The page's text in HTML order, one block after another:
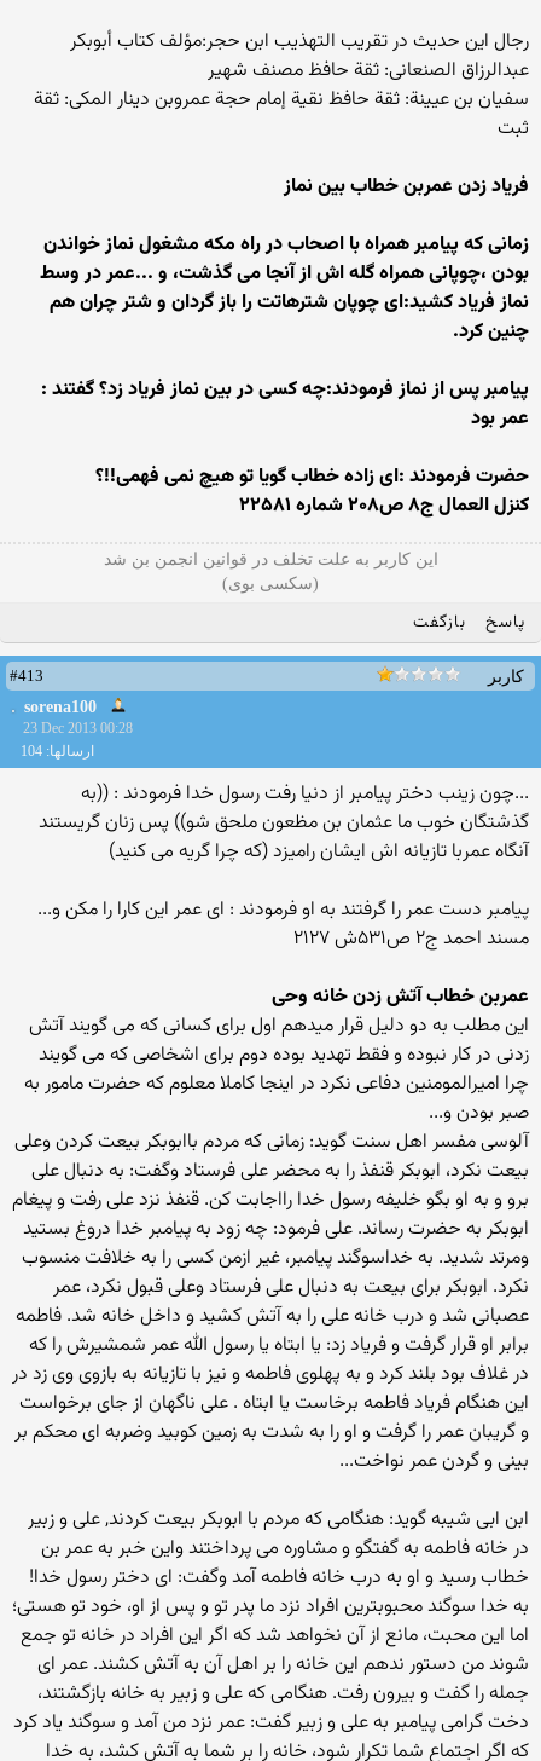
رجال این حدیث در تقریب التهذیب ابن حجر:مؤلف کتاب أبوبکر
عبدالرزاق الصنعانی: ثقة حافظ مصنف شهیر
سفیان بن عیینة: ثقة حافظ نقیة إمام حجة عمروبن دینار المکی: ثقة
ثبت
فریاد زدن عمربن خطاب بین نماز
زمانی که پیامبر همراه با اصحاب در راه مکه مشغول نماز خواندن
بودن ،چوپانی همراه گله اش از آنجا می گذشت، و ...عمر در وسط
نماز فریاد کشید:ای چوپان شترهاتت را باز گردان و شتر چران هم
چنین کرد.
پیامبر پس از نماز فرمودند:چه کسی در بین نماز فریاد زد؟ گفتند :
عمر بود
حضرت فرمودند :ای زاده خطاب گویا تو هیچ نمی فهمی!!؟
کنزل العمال ج۸ ص۲۰۸ شماره ۲۲۵۸۱
این کاربر به علت تخلف در قوانین انجمن بن شد
(سکسی بوی)
پاسخ بازگفت
کاربر
#413
sorena100
23 Dec 2013 00:28
ارسالها: 104
...چون زینب دختر پیامبر از دنیا رفت رسول خدا فرمودند : ((به
گذشتگان خوب ما عثمان بن مظعون ملحق شو)) پس زنان گریستند
آنگاه عمربا تازیانه اش ایشان رامیزد (که چرا گریه می کنید)
پیامبر دست عمر را گرفتند به او فرمودند : ای عمر این کارا را مکن و...
مسند احمد ج۲ ص۵۳۱ش ۲۱۲۷
عمربن خطاب آتش زدن خانه وحی
این مطلب به دو دلیل قرار میدهم اول برای کسانی که می گویند آتش
زدنی در کار نبوده و فقط تهدید بوده دوم برای اشخاصی که می گویند
چرا امیرالمومنین دفاعی نکرد در اینجا کاملا معلوم که حضرت مامور به
صبر بودن و...
آلوسی مفسر اهل سنت گوید: زمانی که مردم باابوبکر بیعت کردن وعلی
بیعت نکرد، ابوبکر قنفذ را به محضر علی فرستاد وگفت: به دنبال علی
برو و به او بگو خلیفه رسول خدا رااجابت کن. قنفذ نزد علی رفت و پیغام
ابوبکر به حضرت رساند. علی فرمود: چه زود به پیامبر خدا دروغ بستید
ومرتد شدید. به خداسوگند پیامبر، غیر ازمن کسی را به خلافت منسوب
نکرد. ابوبکر برای بیعت به دنبال علی فرستاد وعلی قبول نکرد، عمر
عصبانی شد و درب خانه علی را به آتش کشید و داخل خانه شد. فاطمه
برابر او قرار گرفت و فریاد زد: یا ابتاه یا رسول الله عمر شمشیرش را که
در غلاف بود بلند کرد و به پهلوی فاطمه و نیز با تازیانه به بازوی وی زد در
این هنگام فریاد فاطمه برخاست یا ابتاه . علی ناگهان از جای برخواست
و گریبان عمر را گرفت و او را به شدت به زمین کوبید وضربه ای محکم بر
بینی و گردن عمر نواخت...
ابن ابی شیبه گوید: هنگامی که مردم با ابوبکر بیعت کردند, علی و زبیر
در خانه فاطمه به گفتگو و مشاوره می پرداختند واین خبر به عمر بن
خطاب رسید و او به درب خانه فاطمه آمد وگفت: ای دختر رسول خدا!
به خدا سوگند محبوبترین افراد نزد ما پدر تو و پس از او، خود تو هستی؛
اما این محبت، مانع از آن نخواهد شد که اگر این افراد در خانه تو جمع
شوند من دستور ندهم این خانه را بر اهل آن به آتش کشند. عمر ای
جمله را گفت و بیرون رفت. هنگامی که علی و زبیر به خانه بازگشتند،
دخت گرامی پیامبر به علی و زبیر گفت: عمر نزد من آمد و سوگند یاد کرد
که اگر اجتماع شما تکرار شود، خانه را بر شما به آتش کشد، به خدا